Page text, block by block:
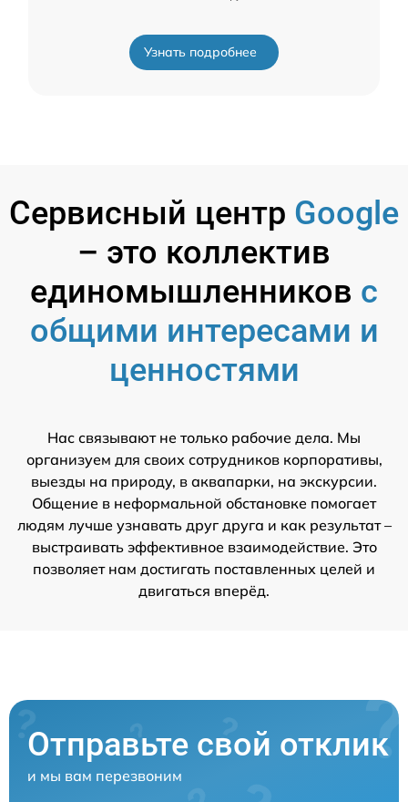
Узнать подробнее
Сервисный центр Google
– это коллектив
единомышленников с
общими интересами и
ценностями
Нас связывают не только рабочие дела. Мы
организуем для своих сотрудников корпоративы,
выезды на природу, в аквапарки, на экскурсии.
Общение в неформальной обстановке помогает
людям лучше узнавать друг друга и как результат –
выстраивать эффективное взаимодействие. Это
позволяет нам достигать поставленных целей и
двигаться вперёд.
Отправьте свой отклик
и мы вам перезвоним